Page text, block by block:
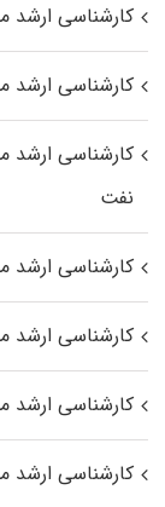
کارشناسی ارشد
کارشناسی ارشد
کارشناسی ارشد
نفت
کارشناسی ارشد
کارشناسی
کارشناسی ارشد
کارشناسی ارشد